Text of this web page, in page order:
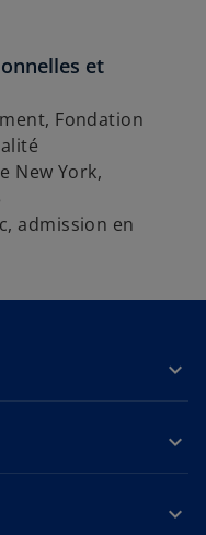
et
Fondation
New York,
admission en